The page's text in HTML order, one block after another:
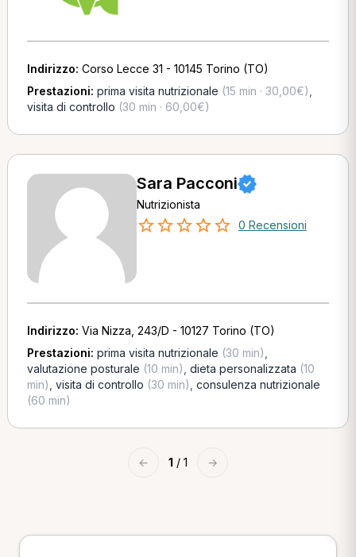
Indirizzo: Corso Lecce 31 - 10145 Torino (TO)
Prestazioni: prima visita nutrizionale (15 min · 30,00€)
visita di controllo (30 min · 60,00€)
Sara Pacconi
Nutrizionista
0 Recensioni
Indirizzo: Via Nizza, 243/D - 10127 Torino (TO)
Prestazioni: prima visita nutrizionale (30 min)
valutazione posturale (10 min) dieta personalizzata (10
min) visita di controllo (30 min) consulenza nutrizionale
(60 min)
← 1 / 1 →